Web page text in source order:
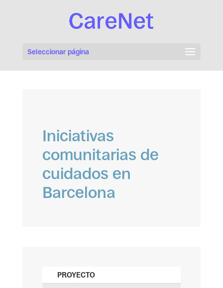
Seleccionar página
Iniciativas
comunitarias de
cuidados en
Barcelona
PROYECTO